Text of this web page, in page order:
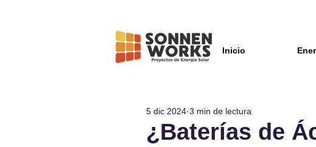
Inicio
¿Baterías de
5 dic 2024 3 min de lectura